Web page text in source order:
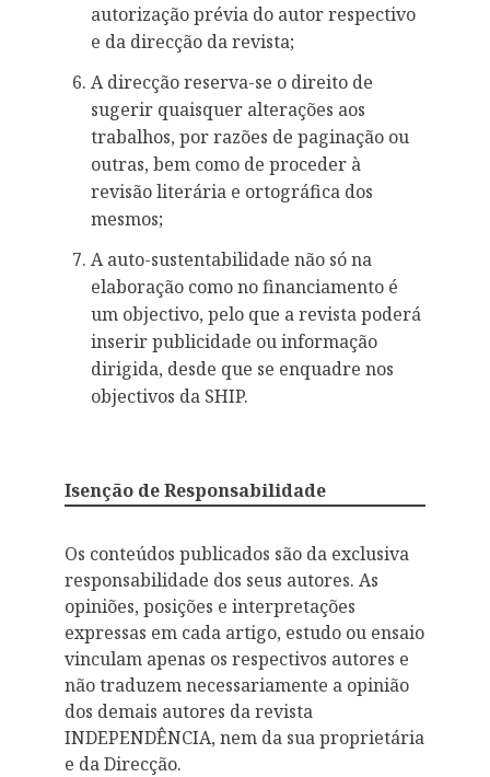
autorização prévia do autor respectivo
e da direcção da revista;
A direcção reserva-se o direito de
sugerir quaisquer alterações aos
trabalhos, por razões de paginação ou
outras, bem como de proceder à
revisão literária e ortográfica dos
mesmos;
A auto-sustentabilidade não só na
elaboração como no financiamento é
um objectivo, pelo que a revista poderá
inserir publicidade ou informação
dirigida, desde que se enquadre nos
objectivos da SHIP.
Isenção de Responsabilidade
Os conteúdos publicados são da exclusiva
responsabilidade dos seus autores. As
opiniões, posições e interpretações
expressas em cada artigo, estudo ou ensaio
vinculam apenas os respectivos autores e
não traduzem necessariamente a opinião
dos demais autores da revista
INDEPENDÊNCIA, nem da sua proprietária
e da Direcção.